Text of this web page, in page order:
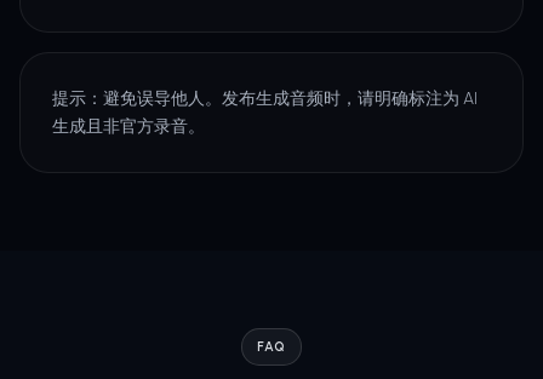
提示：避免误导他人。发布生成音频时，请明确标注为 AI
生成且非官方录音。
FAQ